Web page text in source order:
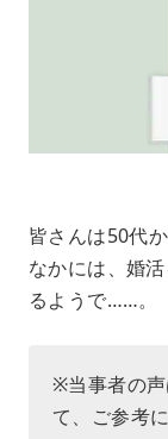
皆さんは50代
なかには、婚
るようで……。
※当事者の
て、ご参考